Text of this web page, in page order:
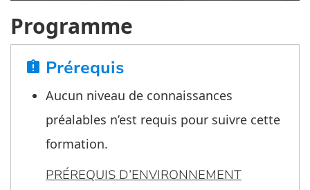
Programme
assignment_late Prérequis
Aucun niveau de connaissances
préalables n’est requis pour suivre cette
formation.
PRÉREQUIS D’ENVIRONNEMENT